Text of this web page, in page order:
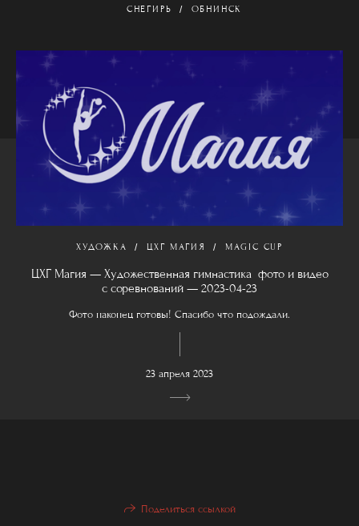
СНЕГИРЬ
ОБНИНСК
ХУДОЖКА ЦХГ МАГИЯ MAGIC CUP
ЦХГ Магия — Художественная гимнастика фото и видео
с соревнований — 2023-04-23
Фото наконец готовы! Спасибо что подождали.
23 апреля 2023
Поделиться ссылкой